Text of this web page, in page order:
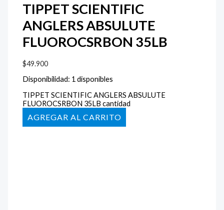
TIPPET SCIENTIFIC
ANGLERS ABSULUTE
FLUOROCSRBON 35LB
$49.900
Disponibilidad: 1 disponibles
TIPPET SCIENTIFIC ANGLERS ABSULUTE
FLUOROCSRBON 35LB cantidad
AÑADIR AL CARRITO